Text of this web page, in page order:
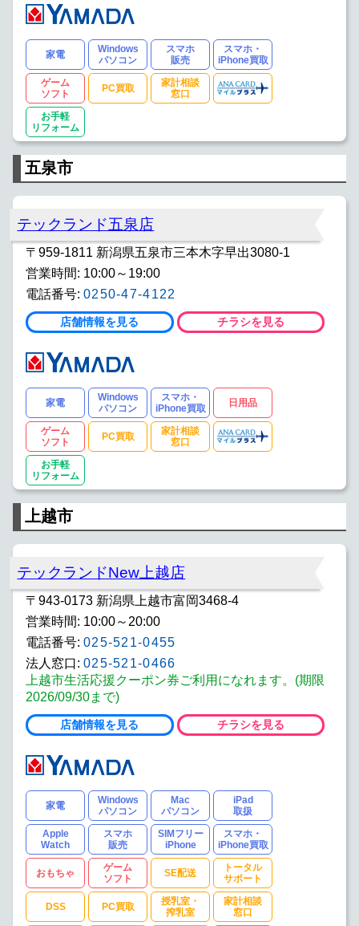
家電
Windows
パソコン
スマホ
販売
スマホ・
iPhone買取
ゲーム
ソフト
PC買取
家計相談
窓口
お手軽
リフォーム
五泉市
テックランド五泉店
〒959-1811 新潟県五泉市三本木字早出3080-1
営業時間: 10:00～19:00
電話番号: 0250-47-4122
店舗情報を見る チラシを見る
家電
Windows
パソコン
スマホ・
iPhone買取
日用品
ゲーム
ソフト
PC買取
家計相談
窓口
お手軽
リフォーム
上越市
テックランドNew上越店
〒943-0173 新潟県上越市富岡3468-4
営業時間: 10:00～20:00
電話番号: 025-521-0455
法人窓口: 025-521-0466
上越市生活応援クーポン券ご利用になれます。(期限
2026/09/30まで)
店舗情報を見る チラシを見る
家電
Windows
パソコン
Mac
パソコン
iPad
取扱
Apple
Watch
スマホ
販売
SIMフリー
iPhone
スマホ・
iPhone買取
おもちゃ
ゲーム
ソフト
SE配送
トータル
サポート
DSS PC買取
授乳室・
搾乳室
家計相談
窓口